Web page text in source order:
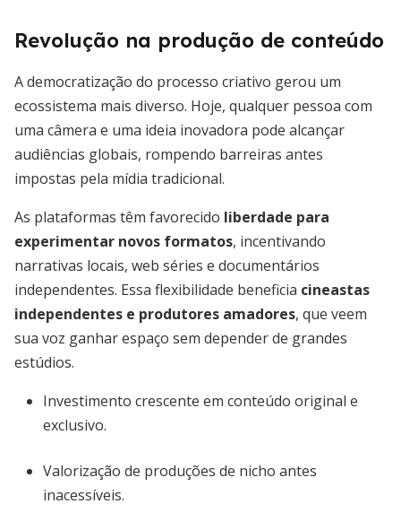
Revolução na produção de conteúdo
A democratização do processo criativo gerou um
ecossistema mais diverso. Hoje, qualquer pessoa com
uma câmera e uma ideia inovadora pode alcançar
audiências globais, rompendo barreiras antes
impostas pela mídia tradicional.
As plataformas têm favorecido liberdade para
experimentar novos formatos, incentivando
narrativas locais, web séries e documentários
independentes. Essa flexibilidade beneficia cineastas
independentes e produtores amadores, que veem
sua voz ganhar espaço sem depender de grandes
estúdios.
Investimento crescente em conteúdo original e
exclusivo.
Valorização de produções de nicho antes
inacessíveis.